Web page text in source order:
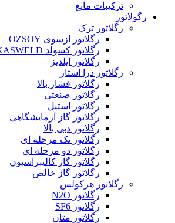
ترکیبات مایع
رگولاتور
رگلاتور ترک
رگلاتور ازسوی OZSOY
رگلاتور کسولد KASWELD
رگلاتور ایلدیز
رگلاتور درا استار
رگلاتور فشار بالا
رگلاتور صنعتی
رگلاتور استیل
رگلاتور گاز آزمایشگاهی
رگلاتور دبی بالا
رگلاتور تک مرحله ای
رگلاتور دو مرحله ای
رگلاتور گاز کالیبراسیون
رگلاتور گاز خالص
رگلاتور هرکولس
رگلاتور N2O
رگلاتور SF6
رگلاتور متان